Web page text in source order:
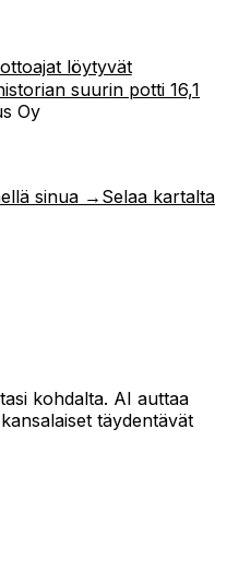
löytyvät
suurin potti 16,1
Oy
sinua →Selaa kartalta
kohdalta. AI auttaa
täydentävät